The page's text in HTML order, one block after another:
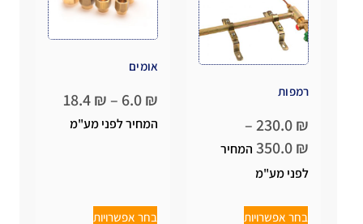
רמפות
₪
–
₪
המחיר
לפני מע"מ
בחר אפשרויות
אומים
₪
–
₪
המחיר לפני מע"מ
בחר אפשרויות